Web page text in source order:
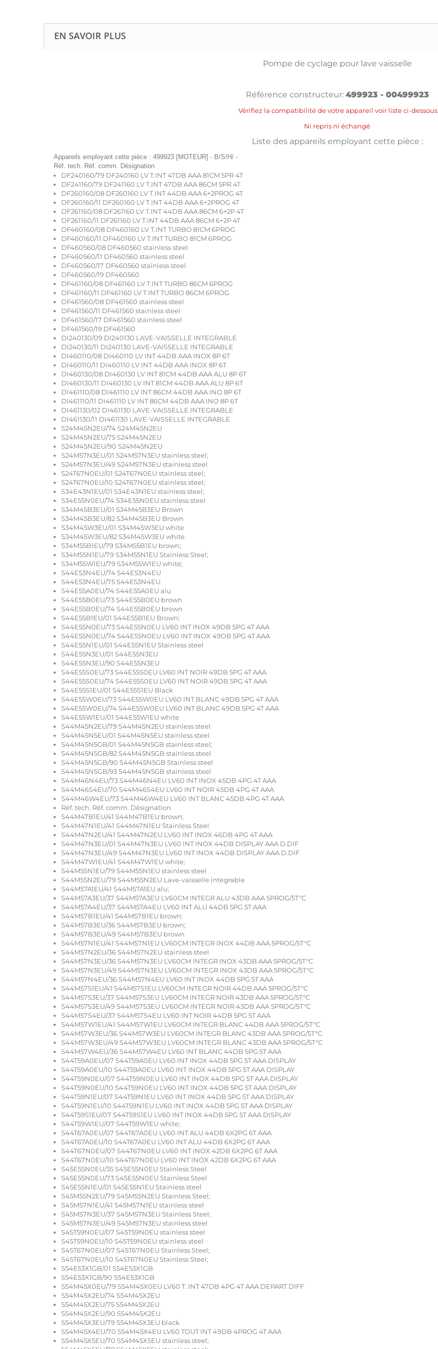
EN SAVOIR PLUS
Pompe de cyclage pour lave vaisselle
Référence constructeur: 499923 - 00499923
Vérifiez la compatibilité de votre appareil voir liste ci-dessous
Ni repris ni échangé
Liste des appareils employant cette pièce :
Appareils employant cette pièce : 499923 [MOTEUR] - B/S/H/ -
Réf. tech. Réf. comm. Désignation
DF240160/79 DF240160 LV T.INT 47DB AAA 81CM 5PR 4T
DF241160/79 DF241160 LV T.INT 47DB AAA 86CM 5PR 4T
DF260160/08 DF260160 LV T.INT 44DB AAA 6+2PROG 4T
DF260160/11 DF260160 LV T.INT 44DB AAA 6+2PROG 4T
DF261160/08 DF261160 LV T.INT 44DB AAA 86CM 6+2P 4T
DF261160/11 DF261160 LV T.INT 44DB AAA 86CM 6+2P 4T
DF460160/08 DF460160 LV T.INT TURBO 81CM 6PROG
DF460160/11 DF460160 LV T.INT TURBO 81CM 6PROG
DF460560/08 DF460560 stainless steel
DF460560/11 DF460560 stainless steel
DF460560/17 DF460560 stainless steel
DF460560/19 DF460560
DF461160/08 DF461160 LV T.INT TURBO 86CM 6PROG
DF461160/11 DF461160 LV T.INT TURBO 86CM 6PROG
DF461560/08 DF461560 stainless steel
DF461560/11 DF461560 stainless steel
DF461560/17 DF461560 stainless steel
DF461560/19 DF461560
DI240130/09 DI240130 LAVE-VAISSELLE INTEGRABLE
DI240130/11 DI240130 LAVE-VAISSELLE INTEGRABLE
DI460110/08 DI460110 LV INT 44DB AAA INOX 8P 6T
DI460110/11 DI460110 LV INT 44DB AAA INOX 8P 6T
DI460130/08 DI460130 LV INT 81CM 44DB AAA ALU 8P 6T
DI460130/11 DI460130 LV INT 81CM 44DB AAA ALU 8P 6T
DI461110/08 DI461110 LV INT 86CM 44DB AAA INO 8P 6T
DI461110/11 DI461110 LV INT 86CM 44DB AAA INO 8P 6T
DI461130/02 DI461130 LAVE-VAISSELLE INTEGRABLE
DI461130/11 DI461130 LAVE-VAISSELLE INTEGRABLE
S24M45N2EU/74 S24M45N2EU
S24M45N2EU/75 S24M45N2EU
S24M45N2EU/90 S24M45N2EU
S24M57N3EU/01 S24M57N3EU stainless steel;
S24M57N3EU/49 S24M57N3EU stainless steel
S24T67N0EU/01 S24T67N0EU stainless steel;
S24T67N0EU/10 S24T67N0EU stainless steel;
S34E43N1EU/01 S34E43N1EU stainless steel;
S34E55N0EU/74 S34E55N0EU stainless steel
S34M45B3EU/01 S34M45B3EU Brown
S34M45B3EU/82 S34M45B3EU Brown
S34M45W3EU/01 S34M45W3EU white
S34M45W3EU/82 S34M45W3EU white
S34M55B1EU/79 S34M55B1EU brown;
S34M55N1EU/79 S34M55N1EU Stainless Steel;
S34M55W1EU/79 S34M55W1EU white;
S44E53N4EU/74 S44E53N4EU
S44E53N4EU/75 S44E53N4EU
S44E55A0EU/74 S44E55A0EU alu
S44E55B0EU/73 S44E55B0EU brown
S44E55B0EU/74 S44E55B0EU brown
S44E55B1EU/01 S44E55B1EU Brown;
S44E55N0EU/73 S44E55N0EU LV60 INT INOX 49DB 5PG 4T AAA
S44E55N0EU/74 S44E55N0EU LV60 INT INOX 49DB 5PG 4T AAA
S44E55N1EU/01 S44E55N1EU Stainless steel
S44E55N3EU/01 S44E55N3EU
S44E55N3EU/90 S44E55N3EU
S44E55S0EU/73 S44E55S0EU LV60 INT NOIR 49DB 5PG 4T AAA
S44E55S0EU/74 S44E55S0EU LV60 INT NOIR 49DB 5PG 4T AAA
S44E55S1EU/01 S44E55S1EU Black
S44E55W0EU/73 S44E55W0EU LV60 INT BLANC 49DB 5PG 4T AAA
S44E55W0EU/74 S44E55W0EU LV60 INT BLANC 49DB 5PG 4T AAA
S44E55W1EU/01 S44E55W1EU white
S44M45N2EU/79 S44M45N2EU stainless steel
S44M45N5EU/01 S44M45N5EU stainless steel
S44M45N5GB/01 S44M45N5GB stainless steel;
S44M45N5GB/82 S44M45N5GB stainless steel
S44M45N5GB/90 S44M45N5GB Stainless steel
S44M45N5GB/93 S44M45N5GB stainless steel
S44M46N4EU/73 S44M46N4EU LV60 INT INOX 45DB 4PG 4T AAA
S44M46S4EU/70 S44M46S4EU LV60 INT NOIR 45DB 4PG 4T AAA
S44M46W4EU/73 S44M46W4EU LV60 INT BLANC 45DB 4PG 4T AAA
Réf. tech. Réf. comm. Désignation
S44M47B1EU/41 S44M47B1EU brown;
S44M47N1EU/41 S44M47N1EU Stainless Steel
S44M47N2EU/41 S44M47N2EU LV60 INT INOX 46DB 4PG 4T AAA
S44M47N3EU/01 S44M47N3EU LV60 INT INOX 44DB DISPLAY AAA D.DIF
S44M47N3EU/49 S44M47N3EU LV60 INT INOX 44DB DISPLAY AAA D.DIF
S44M47W1EU/41 S44M47W1EU white;
S44M55N1EU/79 S44M55N1EU stainless steel
S44M55N2EU/79 S44M55N2EU Lave-vaisselle integrable
S44M57A1EU/41 S44M57A1EU alu;
S44M57A3EU/37 S44M57A3EU LV60CM INTEGR ALU 43DB AAA 5PROG/5T°C
S44M57A4EU/37 S44M57A4EU LV60 INT ALU 44DB 5PG 5T AAA
S44M57B1EU/41 S44M57B1EU brown;
S44M57B3EU/36 S44M57B3EU brown;
S44M57B3EU/49 S44M57B3EU brown
S44M57N1EU/41 S44M57N1EU LV60CM INTEGR INOX 44DB AAA 5PROG/5T°C
S44M57N2EU/36 S44M57N2EU stainless steel
S44M57N3EU/36 S44M57N3EU LV60CM INTEGR INOX 43DB AAA 5PROG/5T°C
S44M57N3EU/49 S44M57N3EU LV60CM INTEGR INOX 43DB AAA 5PROG/5T°C
S44M57N4EU/36 S44M57N4EU LV60 INT INOX 44DB 5PG 5T AAA
S44M57S1EU/41 S44M57S1EU LV60CM INTEGR NOIR 44DB AAA 5PROG/5T°C
S44M57S3EU/37 S44M57S3EU LV60CM INTEGR NOIR 43DB AAA 5PROG/5T°C
S44M57S3EU/49 S44M57S3EU LV60CM INTEGR NOIR 43DB AAA 5PROG/5T°C
S44M57S4EU/37 S44M57S4EU LV60 INT NOIR 44DB 5PG 5T AAA
S44M57W1EU/41 S44M57W1EU LV60CM INTEGR BLANC 44DB AAA 5PROG/5T°C
S44M57W3EU/36 S44M57W3EU LV60CM INTEGR BLANC 43DB AAA 5PROG/5T°C
S44M57W3EU/49 S44M57W3EU LV60CM INTEGR BLANC 43DB AAA 5PROG/5T°C
S44M57W4EU/36 S44M57W4EU LV60 INT BLANC 44DB 5PG 5T AAA
S44T59A0EU/07 S44T59A0EU LV60 INT INOX 44DB 5PG 5T AAA DISPLAY
S44T59A0EU/10 S44T59A0EU LV60 INT INOX 44DB 5PG 5T AAA DISPLAY
S44T59N0EU/07 S44T59N0EU LV60 INT INOX 44DB 5PG 5T AAA DISPLAY
S44T59N0EU/10 S44T59N0EU LV60 INT INOX 44DB 5PG 5T AAA DISPLAY
S44T59N1EU/07 S44T59N1EU LV60 INT INOX 44DB 5PG 5T AAA DISPLAY
S44T59N1EU/10 S44T59N1EU LV60 INT INOX 44DB 5PG 5T AAA DISPLAY
S44T59S1EU/07 S44T59S1EU LV60 INT INOX 44DB 5PG 5T AAA DISPLAY
S44T59W1EU/07 S44T59W1EU white;
S44T67A0EU/07 S44T67A0EU LV60 INT ALU 44DB 6X2PG 6T AAA
S44T67A0EU/10 S44T67A0EU LV60 INT ALU 44DB 6X2PG 6T AAA
S44T67N0EU/07 S44T67N0EU LV60 INT INOX 42DB 6X2PG 6T AAA
S44T67N0EU/10 S44T67N0EU LV60 INT INOX 42DB 6X2PG 6T AAA
S45E55N0EU/35 S45E55N0EU Stainless Steel
S45E55N0EU/73 S45E55N0EU Stainless Steel
S45E55N1EU/01 S45E55N1EU Stainless steel
S45M55N2EU/79 S45M55N2EU Stainless Steel;
S45M57N1EU/41 S45M57N1EU stainless steel
S45M57N3EU/37 S45M57N3EU Stainless Steel;
S45M57N3EU/49 S45M57N3EU stainless steel
S45T59N0EU/07 S45T59N0EU stainless steel
S45T59N0EU/10 S45T59N0EU stainless steel
S45T67N0EU/07 S45T67N0EU Stainless Steel;
S45T67N0EU/10 S45T67N0EU Stainless Steel;
S54E53X1GB/01 S54E53X1GB
S54E53X1GB/90 S54E53X1GB
S54M45X0EU/79 S54M45X0EU LV60 T. INT 47DB 4PG 4T AAA DEPART DIFF
S54M45X2EU/74 S54M45X2EU
S54M45X2EU/75 S54M45X2EU
S54M45X2EU/90 S54M45X2EU
S54M45X3EU/79 S54M45X3EU black
S54M45X4EU/70 S54M45X4EU LV60 TOUT INT 49DB 4PROG 4T AAA
S54M45X5EU/70 S54M45X5EU stainless steel;